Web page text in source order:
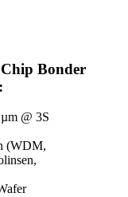
Bonder
@ 3S
(WDM,